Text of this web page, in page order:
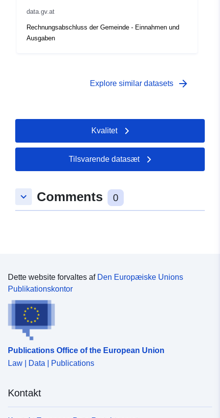
data.gv.at
Rechnungsabschluss der Gemeinde - Einnahmen und
Ausgaben
Explore similar datasets arrow_forward
Kvalitet
Tilsvarende datasæt
keyboard_arrow_down Comments 0
Dette website forvaltes af Den Europæiske Unions
Publikationskontor
Publications Office of the European Union
Law | Data | Publications
Kontakt